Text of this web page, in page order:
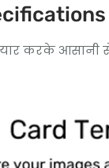
करके आसानी से